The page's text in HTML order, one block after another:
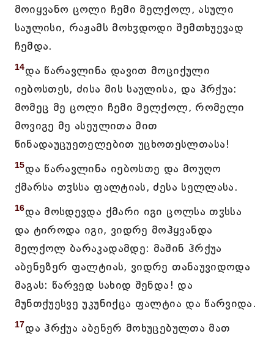
მოიყვანო ცოლი ჩემი მელქოლ, ასული
საულისი, რაჟამს მოხჳდოდი შემთხუევად
ჩემდა.
14და წარავლინა დავით მოციქული
იებოსთეს, ძისა მის საულისა, და ჰრქუა:
მომეც მე ცოლი ჩემი მელქოლ, რომელი
მოვიგე მე ასეულითა მით
წინადაუცუეთელებით უცხოთესლთასა!
15და წარავლინა იებოსთე და მოუღო
ქმარსა თჳსსა ფალტიას, ძესა სელლასა.
16და მოსდევდა ქმარი იგი ცოლსა თჳსსა
და ტიროდა იგი, ვიდრე მოჰყვანდა
მელქოლ ბარაკადამდე: მაშინ ჰრქუა
აბენეზერ ფალტიას, ვიდრე თანაუვიდოდა
მაგას: წარვედ სახიდ შენდა! და
მუნთქუესვე უკუნიქცა ფალტია და წარვიდა.
17და ჰრქუა აბენერ მოხუცებულთა მათ